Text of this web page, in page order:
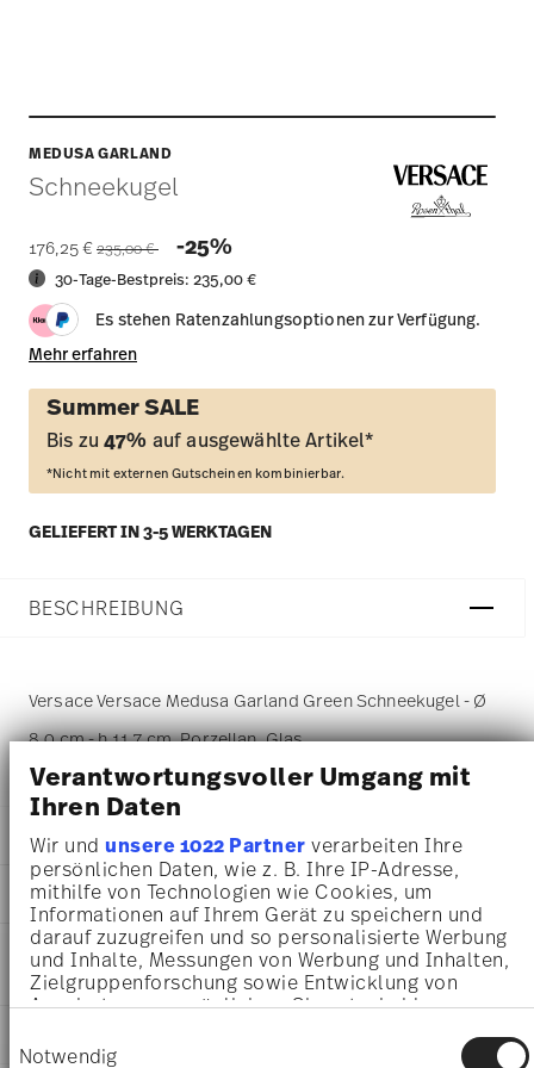
Verantwortungsvoller Umgang mit
Ihren Daten
Wir undunsere 1022 Partner verarbeiten Ihre
persönlichen Daten, wie z. B. Ihre IP-Adresse,
mithilfe von Technologien wie Cookies, um
Informationen auf Ihrem Gerät zu speichern und
darauf zuzugreifen und so personalisierte Werbung
und Inhalte, Messungen von Werbung und Inhalten,
Zielgruppenforschung sowie Entwicklung von
Angeboten zu ermöglichen. Sie entscheiden
Sie können Ihre Einwilligung jederzeit über die
Notwendig
MEDUSA GARLAND
Schneekugel
176,25 € Price reduced from
235,00 € -25%
30-Tage-Bestpreis:235,00 €
Es stehen Ratenzahlungsoptionen zur Verfügung.
Mehr erfahren
Summer SALE
Bis zu47% auf ausgewählte Artikel*
*Nicht mit externen Gutscheinen kombinierbar.
GELIEFERT IN 3-5 WERKTAGEN
BESCHREIBUNG
Versace Versace Medusa Garland Green Schneekugel - Ø
8,0 cm - h 11,7 cm, Porzellan, Glas
DETAILS
Versace
Medusa Garland
Medusa Garland
Porzellan, Glas
14498-409959-27560
4012437392265
MAßE
8,00 cm
8,00 cm
8,00 cm
11,70 cm
PFLEGE- UND
SICHERHEITSINFORMATIONEN